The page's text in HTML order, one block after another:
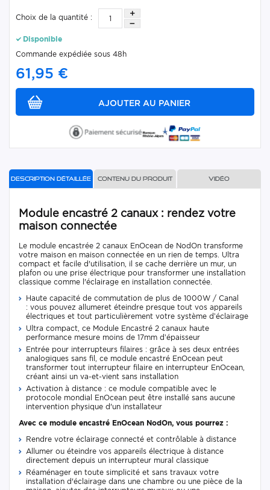
Choix de la quantité :
Disponible
Commande expédiée sous 48h
61,95 €
Description détaillée Contenu du produit Vidéo
Module encastré 2 canaux : rendez votre
maison connectée
Le module encastrée 2 canaux EnOcean de NodOn transforme
votre maison en maison connectée en un rien de temps. Ultra
compact et facile d'utilisation, il se cache derrière un mur, un
plafon ou une prise électrique pour transformer une installation
classique comme l'éclairage en installation connectée.
Haute capacité de commutation de plus de 1000W / Canal
: vous pouvez allumeret éteindre presque tout vos appareils
électriques et tout particulièrement votre système d’éclairage
Ultra compact, ce Module Encastré 2 canaux haute
performance mesure moins de 17mm d’épaisseur
Entrée pour interrupteurs filaires : grâce à ses deux entrées
analogiques sans fil, ce module encastré EnOcean peut
transformer tout interrupteur filaire en interrupteur EnOcean,
créant ainsi un va-et-vient sans installation
Activation à distance : ce module compatible avec le
protocole mondial EnOcean peut être installé sans aucune
intervention physique d'un installateur
Avec ce module encastré EnOcean NodOn, vous pourrez :
Rendre votre éclairage connecté et contrôlable à distance
Allumer ou éteindre vos appareils électrique à distance
directement depuis un interrupteur mural classique
Réaménager en toute simplicité et sans travaux votre
installation d'éclairage dans une chambre ou une pièce de la